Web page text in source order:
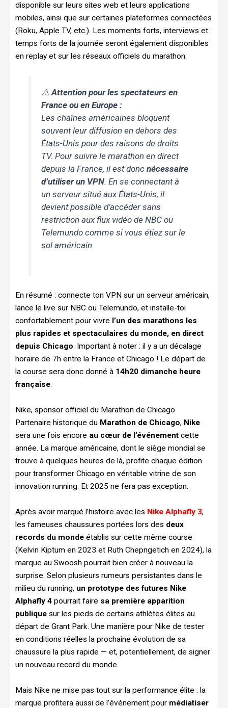
disponible sur leurs sites web et leurs applications
mobiles, ainsi que sur certaines plateformes connectées
(Roku, Apple TV, etc.). Les moments forts, interviews et
temps forts de la journée seront également disponibles
en replay et sur les réseaux officiels du marathon.
⚠️ Attention pour les spectateurs en
France ou en Europe :
Les chaînes américaines bloquent
souvent leur diffusion en dehors des
États-Unis pour des raisons de droits
TV. Pour suivre le marathon en direct
depuis la France, il est donc nécessaire
d’utiliser un VPN. En se connectant à
un serveur situé aux États-Unis, il
devient possible d’accéder sans
restriction aux flux vidéo de NBC ou
Telemundo comme si vous étiez sur le
sol américain.
En résumé : connecte ton VPN sur un serveur américain,
lance le live sur NBC ou Telemundo, et installe-toi
confortablement pour vivre l’un des marathons les
plus rapides et spectaculaires du monde, en direct
depuis Chicago. Important à noter : il y a un décalage
horaire de 7h entre la France et Chicago ! Le départ de
la course sera donc donné à 14h20 dimanche heure
française.
Nike, sponsor officiel du Marathon de Chicago
Partenaire historique du Marathon de Chicago, Nike
sera une fois encore au cœur de l’événement cette
année. La marque américaine, dont le siège mondial se
trouve à quelques heures de là, profite chaque édition
pour transformer Chicago en véritable vitrine de son
innovation running. Et 2025 ne fera pas exception.
Après avoir marqué l’histoire avec les Nike Alphafly 3,
les fameuses chaussures portées lors des deux
records du monde établis sur cette même course
(Kelvin Kiptum en 2023 et Ruth Chepngetich en 2024), la
marque au Swoosh pourrait bien créer à nouveau la
surprise. Selon plusieurs rumeurs persistantes dans le
milieu du running, un prototype des futures Nike
Alphafly 4 pourrait faire sa première apparition
publique sur les pieds de certains athlètes élites au
départ de Grant Park. Une manière pour Nike de tester
en conditions réelles la prochaine évolution de sa
chaussure la plus rapide — et, potentiellement, de signer
un nouveau record du monde.
Mais Nike ne mise pas tout sur la performance élite : la
marque profitera aussi de l’événement pour médiatiser